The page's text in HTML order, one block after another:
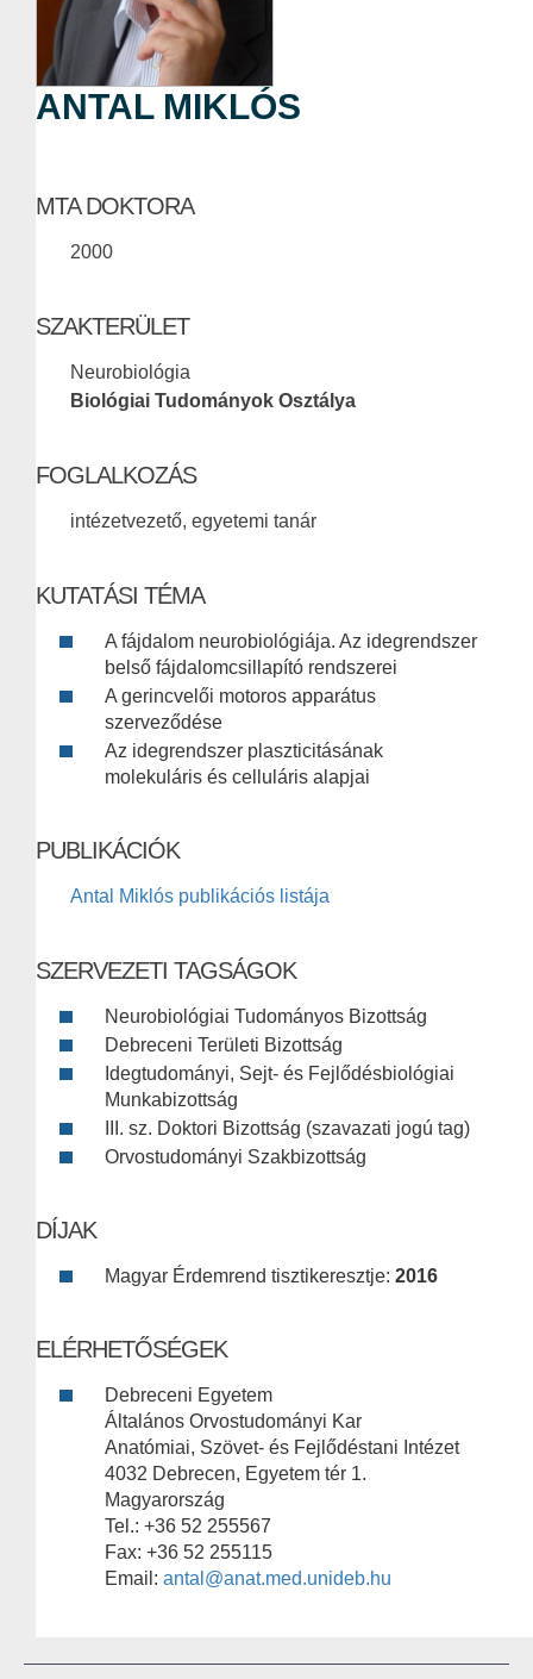
ANTAL MIKLÓS
MTA DOKTORA
2000
SZAKTERÜLET
Neurobiológia
Biológiai Tudományok Osztálya
FOGLALKOZÁS
intézetvezető, egyetemi tanár
KUTATÁSI TÉMA
A fájdalom neurobiológiája. Az idegrendszer
belső fájdalomcsillapító rendszerei
A gerincvelői motoros apparátus
szerveződése
Az idegrendszer plaszticitásának
molekuláris és celluláris alapjai
PUBLIKÁCIÓK
Antal Miklós publikációs listája
SZERVEZETI TAGSÁGOK
Neurobiológiai Tudományos Bizottság
Debreceni Területi Bizottság
Idegtudományi, Sejt- és Fejlődésbiológiai
Munkabizottság
III. sz. Doktori Bizottság (szavazati jogú tag)
Orvostudományi Szakbizottság
DÍJAK
Magyar Érdemrend tisztikeresztje: 2016
ELÉRHETŐSÉGEK
Debreceni Egyetem
Általános Orvostudományi Kar
Anatómiai, Szövet- és Fejlődéstani Intézet
4032 Debrecen, Egyetem tér 1.
Magyarország
Tel.: +36 52 255567
Fax: +36 52 255115
Email: antal@anat.med.unideb.hu